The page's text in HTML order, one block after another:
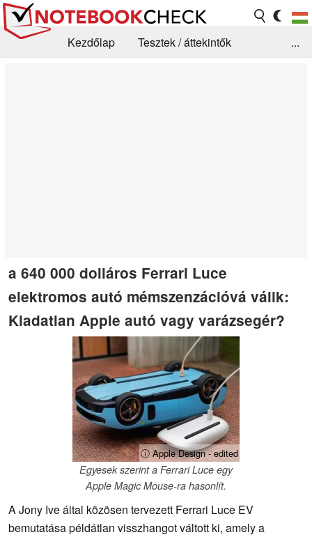
Kezdőlap
Tesztek / áttekintők
...
a 640 000 dolláros Ferrari Luce
elektromos autó mémszenzációvá válik:
Kiadatlan Apple autó vagy varázsegér?
ⓘ Apple Design - edited
Egyesek szerint a Ferrari Luce egy
Apple Magic Mouse-ra hasonlít.
A Jony Ive által közösen tervezett Ferrari Luce EV
bemutatása példátlan visszhangot váltott ki, amely a